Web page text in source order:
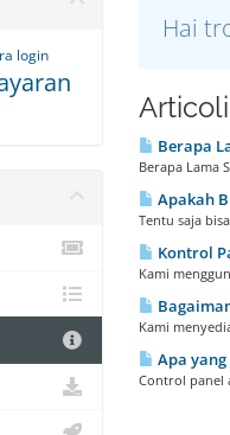
Hai
Berapa
Berapa Lama
Apakah
Tentu saja
Kontrol
Kami
Kami
Apa
Control panel
login